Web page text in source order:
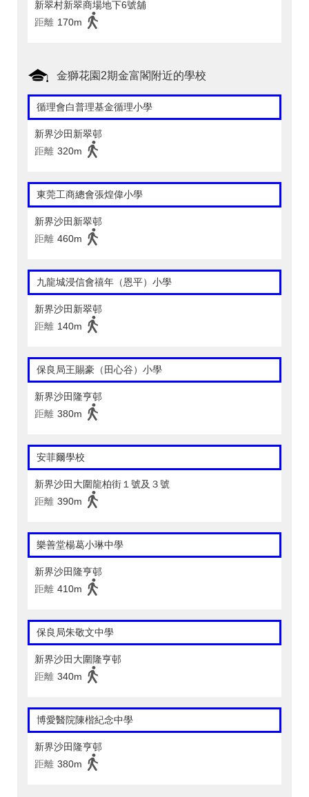
新翠村新翠商場地下6號舖
距離 170m
金獅花園2期金富閣附近的學校
循理會白普理基金循理小學
新界沙田新翠邨
距離 320m
東莞工商總會張煌偉小學
新界沙田新翠邨
距離 460m
九龍城浸信會禧年（恩平）小學
新界沙田新翠邨
距離 140m
保良局王賜豪（田心谷）小學
新界沙田隆亨邨
距離 380m
安菲爾學校
新界沙田大圍龍柏街１號及３號
距離 390m
樂善堂楊葛小琳中學
新界沙田隆亨邨
距離 410m
保良局朱敬文中學
新界沙田大圍隆亨邨
距離 340m
博愛醫院陳楷紀念中學
新界沙田隆亨邨
距離 380m